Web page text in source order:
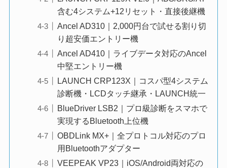
含む4システム+12リセット・直接後継機
Ancel AD310｜2,000円台で試せる割り切
り超安価エントリー機
Ancel AD410｜ライブデータ対応のAncel
中堅エントリー機
LAUNCH CRP123X｜コスパ型4システム
診断機・LCDタッチ継承・LAUNCH統一
BlueDriver LSB2｜プロ級診断をスマホで
実現するBluetooth上位機
OBDLink MX+｜全プロトコル対応のプロ
用Bluetoothアダプター
VEEPEAK VP23｜iOS/Android両対応の